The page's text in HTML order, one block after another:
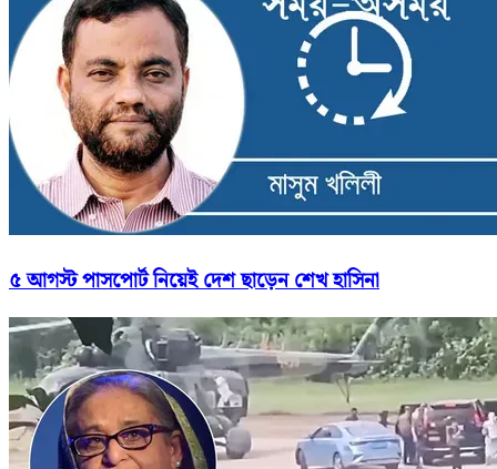
৫ আগস্ট পাসপোর্ট নিয়েই দেশ ছাড়েন শেখ হাসিনা